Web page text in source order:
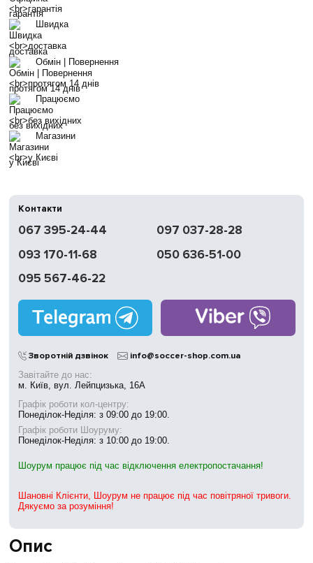
гарантія
Швидка
доставка
Обмін | Повернення
протягом 14 днів
Працюємо
без вихідних
Магазини
у Києві
Опис
Контакти
067 395-24-44
097 037-28-28
093 170-11-68
050 636-51-00
095 567-46-22
Зворотній дзвінок info@soccer-shop.com.ua
Завітайте до нас:
м. Київ, вул. Лейпцизька, 16А
Графік роботи кол-центру:
Понеділок-Неділя: з 09:00 до 19:00.
Графік роботи Шоуруму:
Понеділок-Неділя: з 10:00 до 19:00.
Шоурум працює під час відключення електропостачання!
Шановні Клієнти, Шоурум не працює під час повітряної тривоги.
Дякуємо за розуміння!